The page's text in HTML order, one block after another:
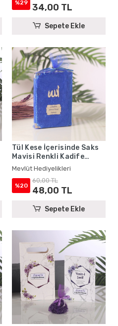
%29 34,00 TL
Sepete Ekle
Tül Kese İçerisinde Saks
Mavisi Renkli Kadife
Yasin Kitabı Seti - Mevlüt
Hediyelikleri
Mevlüt Hediyelikleri
%20
60,00 TL
48,00 TL
Sepete Ekle